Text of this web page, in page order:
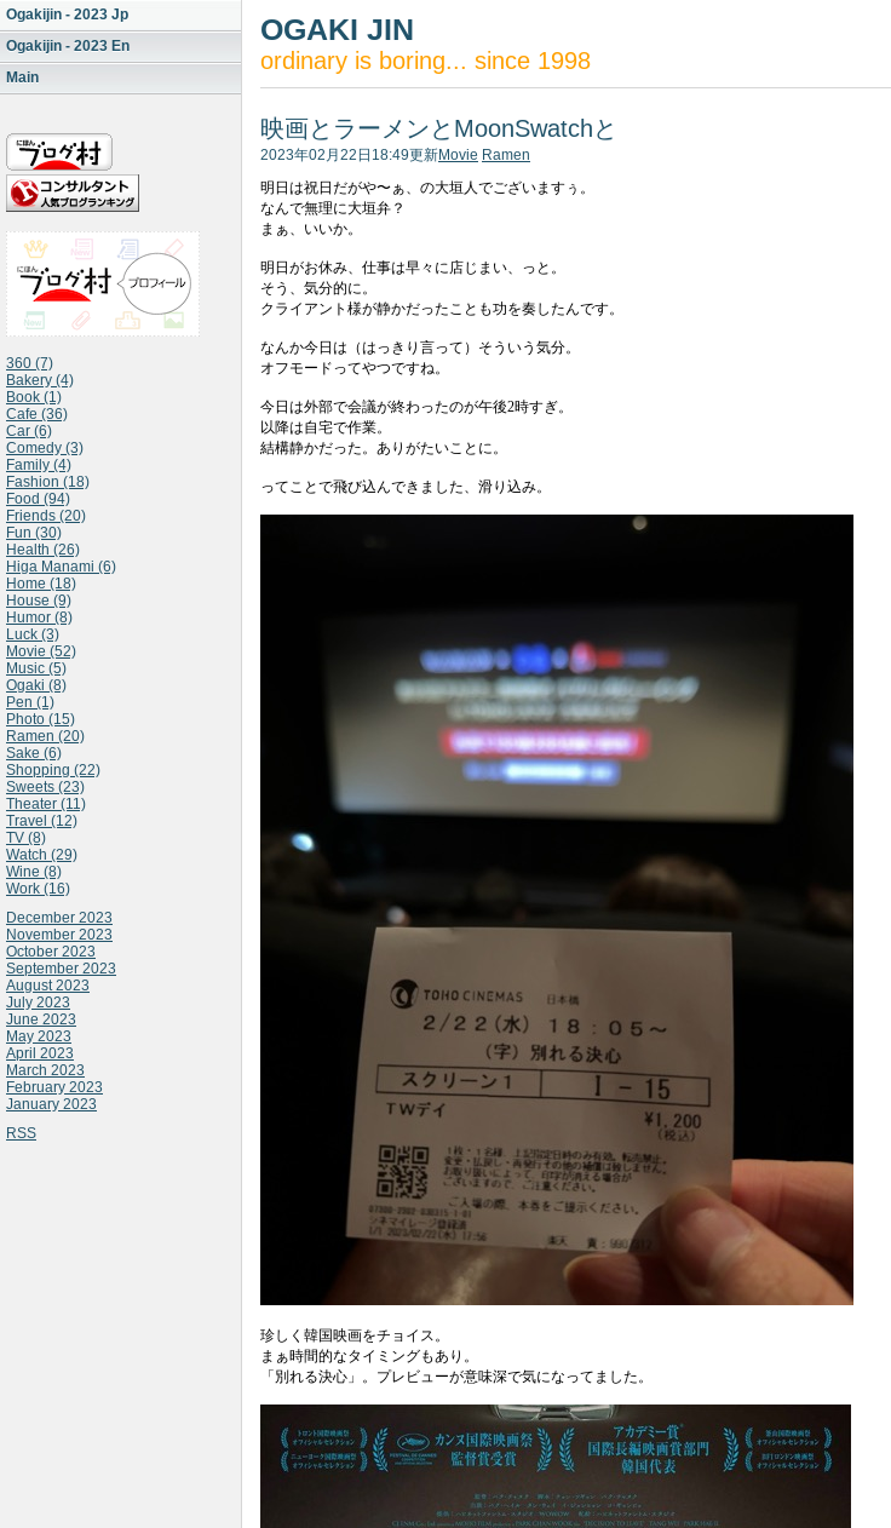
Ogakijin - 2023 Jp
Ogakijin - 2023 En
Main
360 (7)
Bakery (4)
Book (1)
Cafe (36)
Car (6)
Comedy (3)
Family (4)
Fashion (18)
Food (94)
Friends (20)
Fun (30)
Health (26)
Higa Manami (6)
Home (18)
House (9)
Humor (8)
Luck (3)
Movie (52)
Music (5)
Ogaki (8)
Pen (1)
Photo (15)
Ramen (20)
Sake (6)
Shopping (22)
Sweets (23)
Theater (11)
Travel (12)
TV (8)
Watch (29)
Wine (8)
Work (16)
December 2023
November 2023
October 2023
September 2023
August 2023
July 2023
June 2023
May 2023
April 2023
March 2023
February 2023
January 2023
RSS
OGAKI JIN
ordinary is boring... since 1998
映画とラーメンとMoonSwatchと
2023年02月22日18:49更新Movie Ramen
明日は祝日だがや〜ぁ、の大垣人でございますぅ。
なんで無理に大垣弁？
まぁ、いいか。
明日がお休み、仕事は早々に店じまい、っと。
そう、気分的に。
クライアント様が静かだったことも功を奏したんです。
なんか今日は（はっきり言って）そういう気分。
オフモードってやつですね。
今日は外部で会議が終わったのが午後2時すぎ。
以降は自宅で作業。
結構静かだった。ありがたいことに。
ってことで飛び込んできました、滑り込み。
珍しく韓国映画をチョイス。
まぁ時間的なタイミングもあり。
「別れる決心」。プレビューが意味深で気になってました。